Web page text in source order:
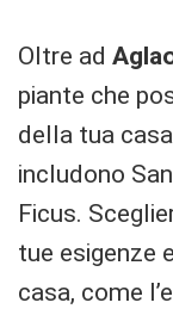
Oltre ad
piante che
della tua
includono
Ficus.
tue esigenze
casa, come